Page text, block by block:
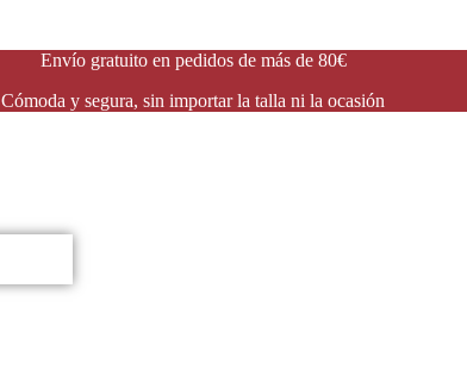
Envío gratuito en pedidos de más de 80€
Cómoda y segura, sin importar la talla ni la ocasión